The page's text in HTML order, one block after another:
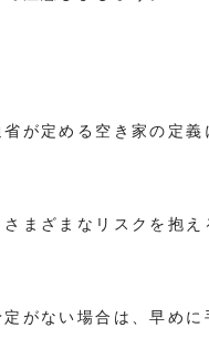
が定める空き家の定義
まざまなリスクを抱え
がない場合は、早めに